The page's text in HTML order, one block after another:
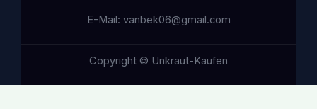
E-Mail: vanbek06@gmail.com
Copyright © Unkraut-Kaufen